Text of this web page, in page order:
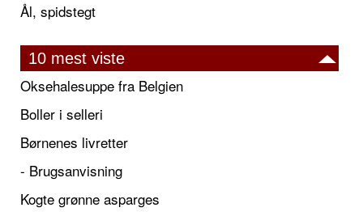
Ål, spidstegt
10 mest viste
Oksehalesuppe fra Belgien
Boller i selleri
Børnenes livretter
- Brugsanvisning
Kogte grønne asparges